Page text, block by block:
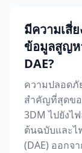
มีความเสี่
ข้อมูลสูญห
DAE?
ความปลอดภั
สำคัญที่สุดขอ
3DM ไปยังไ
ต้นฉบับและไ
(DAE) ออกจ